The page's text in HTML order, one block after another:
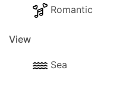
Romantic
View
Sea